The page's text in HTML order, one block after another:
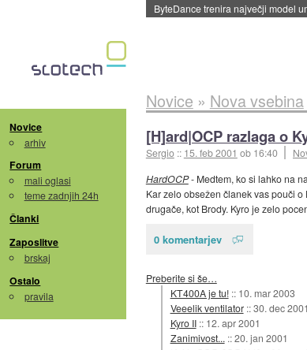
ByteDance trenira največji model
Novice
arhiv
Forum
mali oglasi
teme zadnjih 24h
Članki
Zaposlitve
brskaj
Ostalo
pravila
Novice » Nova vsebina
[H]ard|OCP razlaga o
Sergio :: 15. feb 2001 ob 16:40
HardOCP- Medtem, ko si lahko na
Kar zelo obsežen članek vas pouči
drugače, kot Brody. Kyro je zelo
0 komentarjev
Preberite si še…
KT400A je tu! :: 10. mar 2003
Veeelik ventilator ::30. dec 2001
Kyro II :: 12. apr 2001
Zanimivost... ::20. jan 2001